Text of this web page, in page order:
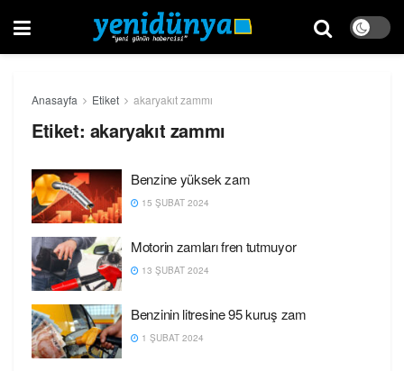
Anasayfa Etiket akaryakıt zammı
Etiket: akaryakıt zammı
Benzine yüksek zam
15 ŞUBAT 2024
Motorin zamları fren tutmuyor
13 ŞUBAT 2024
Benzinin litresine 95 kuruş zam
1 ŞUBAT 2024